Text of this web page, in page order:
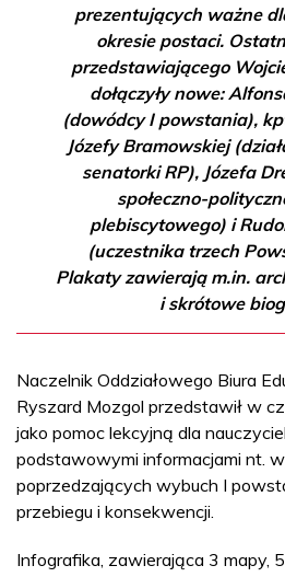
prezentujących ważne
okresie postaci.
przedstawiającego
dołączyły nowe:
(dowódcy I powstania),
Józefy Bramowskiej
senatorki RP), Józefa
społeczno-
plebiscytowego) i
(uczestnika trzech
Plakaty zawierają m.in.
i skrótowe
Naczelnik Oddziałowego Biura
Ryszard Mozgol przedstawił w
jako pomoc lekcyjną dla
podstawowymi informacjami nt.
poprzedzających wybuch I
przebiegu i konsekwencji.
Infografika, zawierająca 3 mapy,